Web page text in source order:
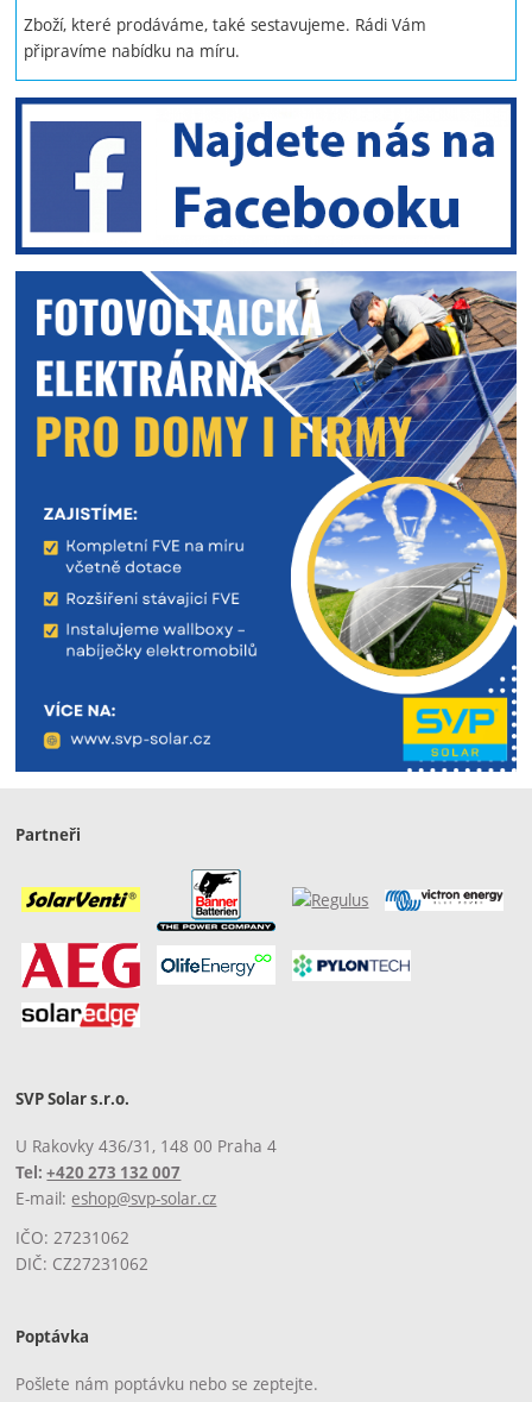
Zboží, které prodáváme, také sestavujeme. Rádi Vám
připravíme nabídku na míru.
Partneři
SVP Solar s.r.o.
U Rakovky 436/31, 148 00 Praha 4
Tel:+420 273 132 007
E-mail: eshop@svp-solar.cz
IČO: 27231062
DIČ: CZ27231062
Poptávka
Pošlete nám poptávku nebo se zeptejte.